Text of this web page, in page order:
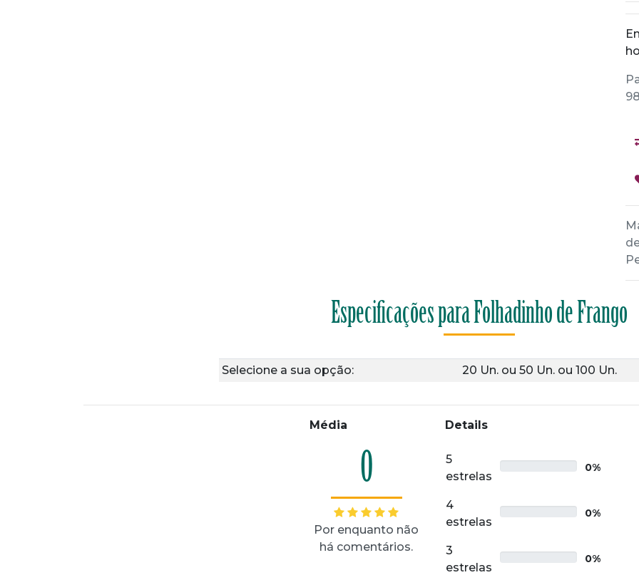
Especificações para Folhadinho de Frango
Selecione a sua opção: 20 Un. ou 50 Un. ou 100 Un.
Média
0
Por enquanto não
há comentários.
Details
5
estrelas
0%
4
estrelas
0%
3
estrelas
0%